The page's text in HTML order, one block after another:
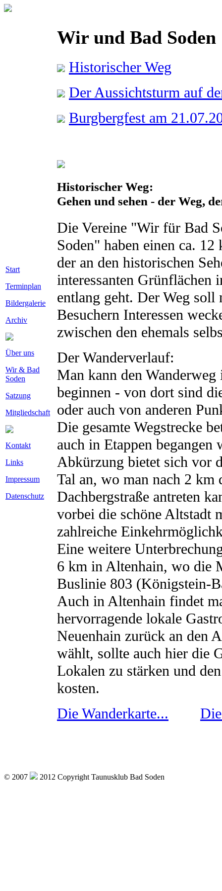
Start
Terminplan
Bildergalerie
Archiv
Über uns
Wir & Bad
Soden
Satzung
Mitgliedschaft
Kontakt
Links
Impressum
Datenschutz
Wir und Bad Soden
Historischer Weg
Der Aussichtsturm auf
Burgbergfest am
Historischer Weg:
Gehen und sehen - der Weg,
Die Vereine "Wir für Bad
Soden" haben einen ca.
der an den historischen
interessanten Grünflächen
entlang geht. Der Weg
Besuchern Interessen
zwischen den ehemals
Der Wanderverlauf:
Man kann den
beginnen - von dort sind
oder auch von anderen
Die gesamte Wegstrecke
auch in Etappen
Abkürzung bietet sich vor
Tal an, wo man nach 2 km
Dachbergstraße antreten
vorbei die schöne Altstadt
zahlreiche
Eine weitere
6 km in Altenhain, wo die
Buslinie 803 (Königstein-
Auch in Altenhain findet
hervorragende lokale
Neuenhain zurück an den
wählt, sollte auch hier die
Lokalen zu stärken und
kosten.
Die Wanderkarte...
© 2007 2012 Copyright Taunusklub Bad Soden